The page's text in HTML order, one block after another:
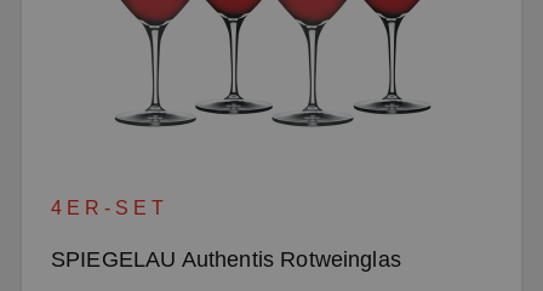
4ER-SET
SPIEGELAU Authentis Rotweinglas